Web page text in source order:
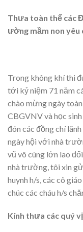
Th­ưa toàn thể các
ường mầm non yêu
Trong không khí thi
tới kỷ niệm 71 năm
chào mừng ngày
CBGVNV và học
đón các đồng chí
ngày hội với nhà
vũ vô cùng lớn lao
nhà tr­ường, tôi xin
huynh h/s, các cô
chúc các cháu h/s
Kính th­ưa các quý